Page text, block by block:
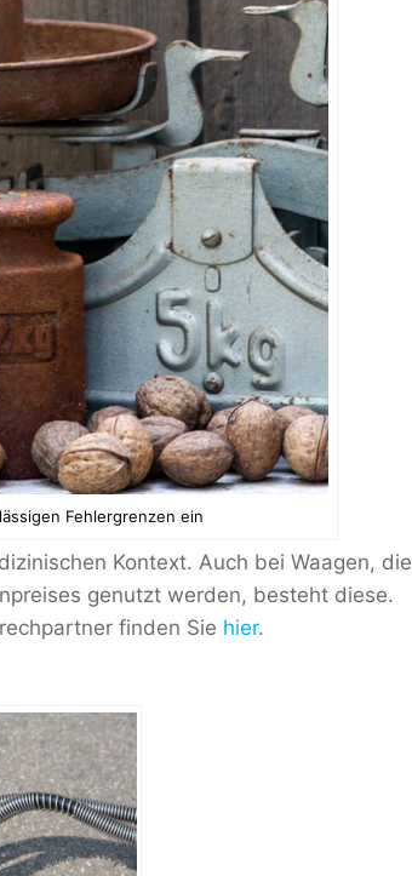
Fehlergrenzen ein
Kontext. Auch bei Waagen, die
genutzt werden, besteht diese.
finden Sie hier.